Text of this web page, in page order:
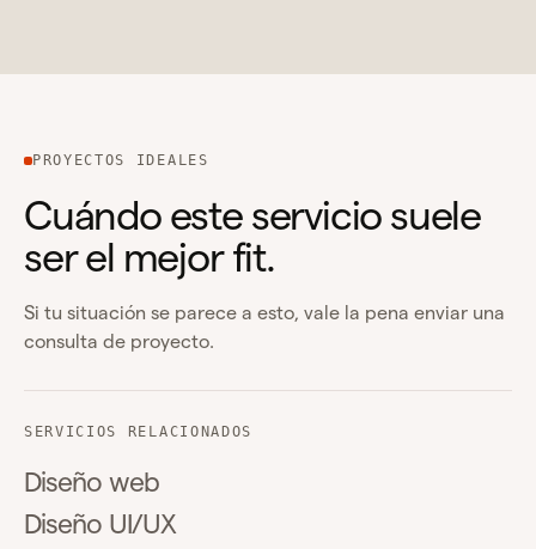
PROYECTOS IDEALES
Cuándo este servicio suele
ser el mejor fit.
Si tu situación se parece a esto, vale la pena enviar una
consulta de proyecto.
SERVICIOS RELACIONADOS
Diseño web
Diseño UI/UX